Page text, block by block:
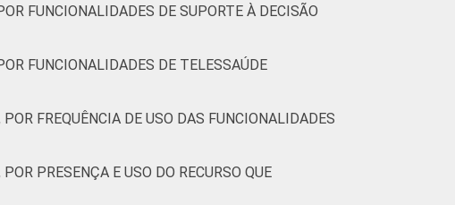
FUNCIONALIDADES DE SUPORTE À DECISÃO
FUNCIONALIDADES DE TELESSAÚDE
FREQUÊNCIA DE USO DAS FUNCIONALIDADES
PRESENÇA E USO DO RECURSO QUE